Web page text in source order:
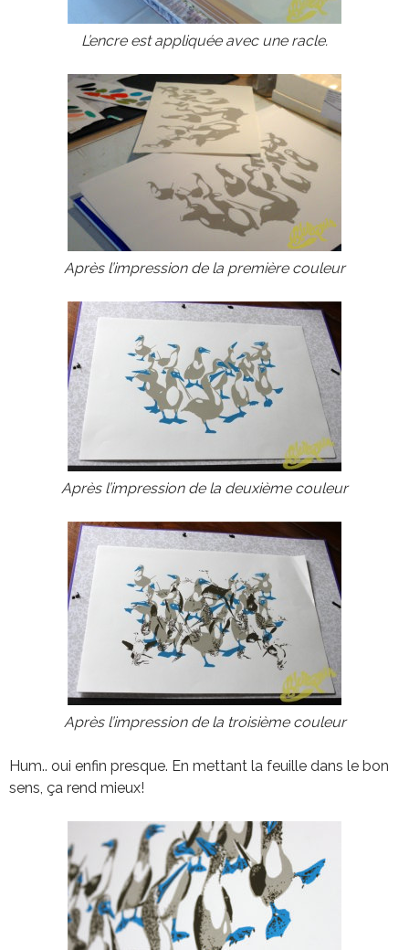
L’encre est appliquée avec une racle.
Après l’impression de la première couleur
Après l’impression de la deuxième couleur
Après l’impression de la troisième couleur
Hum.. oui enfin presque. En mettant la feuille dans le bon
sens, ça rend mieux!